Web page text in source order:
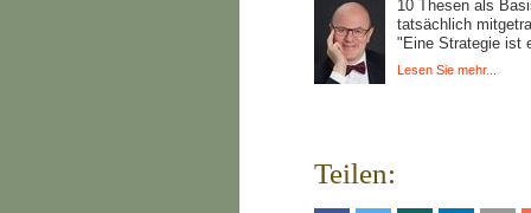
10 Thesen als
tatsächlich
"Eine Strategie ist
Lesen Sie mehr...
Teilen: